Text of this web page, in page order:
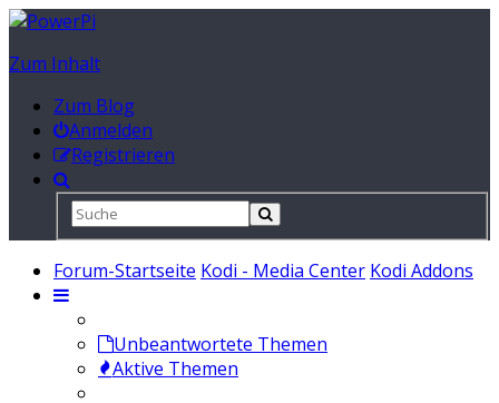
Zum Inhalt
Zum Blog
Anmelden
Registrieren
Forum-Startseite Kodi - Media Center Kodi Addons
Unbeantwortete Themen
Aktive Themen